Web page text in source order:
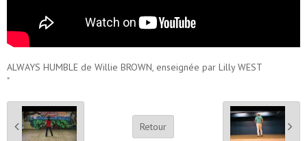
ALWAYS HUMBLE de Willie BROWN, enseignée par Lilly WEST
"
Retour